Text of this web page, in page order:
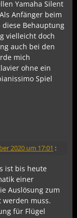
Yamaha Silent
Anfänger beim
Behauptung
vielleicht doch
auch bei den
mich
ohne ein
Spiel
2020 um 17:01 :
ist bis heute
einer
Auslösung zum
muss.
für Flügel